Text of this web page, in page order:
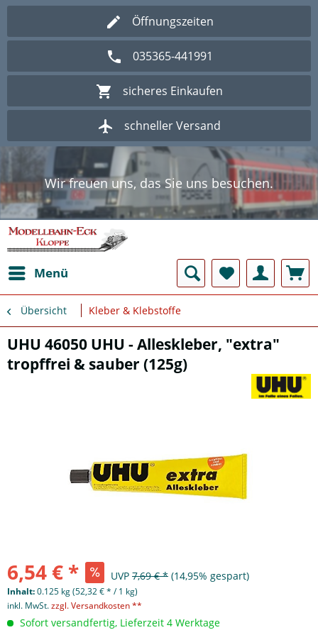
Öffnungszeiten
035365-441991
sicheres Einkaufen
schneller Versand
Wir freuen uns, das Sie uns besuchen.
Herzlich Willkommen im Onlineshop
Modellbahn - Eck Kloppe.
Wir freuen uns, das Sie uns besuchen.
Herzlich Willkommen im Onlineshop
Modellbahn - Eck Kloppe.
Menü
Übersicht Kleber & Klebstoffe
UHU 46050 UHU - Alleskleber, "extra"
tropffrei & sauber (125g)
6,54 € * UVP 7,69 € * (14,95% gespart)
Inhalt:0.125 kg (52,32 € * / 1 kg)
inkl. MwSt.zzgl. Versandkosten **
Sofort versandfertig, Lieferzeit 4 Werktage